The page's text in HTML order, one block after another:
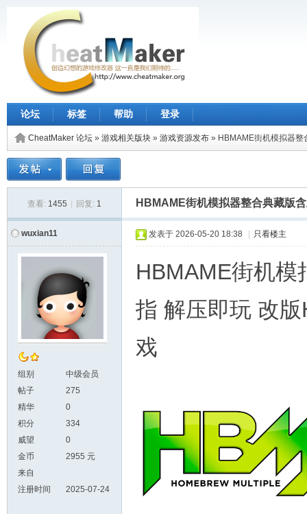
论坛 标签 帮助 登录
CheatMaker 论坛 » 游戏相关版块 » 游戏资源发布 » HBMAME街机模拟器
查看: 1455 回复: 1 HBMAME街机模拟器整合典藏版
wuxian11
组别
中级会员
帖子
275
精华
0
积分
334
威望
0
金币
2955 元
来自
注册时间
2025-07-24
发表于 2026-05-20 18:38 只看楼主
HBMAME街机模
指 解压即玩 改